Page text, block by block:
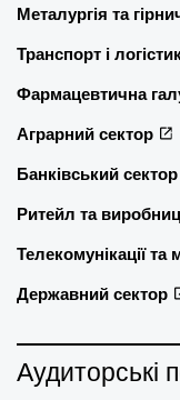
Металургія та
Транспорт і
Фармацевтична
Аграрний сектор
Банківський сектор
Ритейл та
Телекомунікації та
Державний сектор
Аудиторські